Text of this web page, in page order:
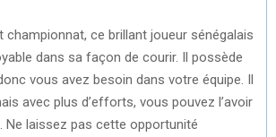
championnat, ce brillant joueur sénégalais
dans sa façon de courir. Il possède
vous avez besoin dans votre équipe. Il
avec plus d’efforts, vous pouvez l’avoir
Ne laissez pas cette opportunité